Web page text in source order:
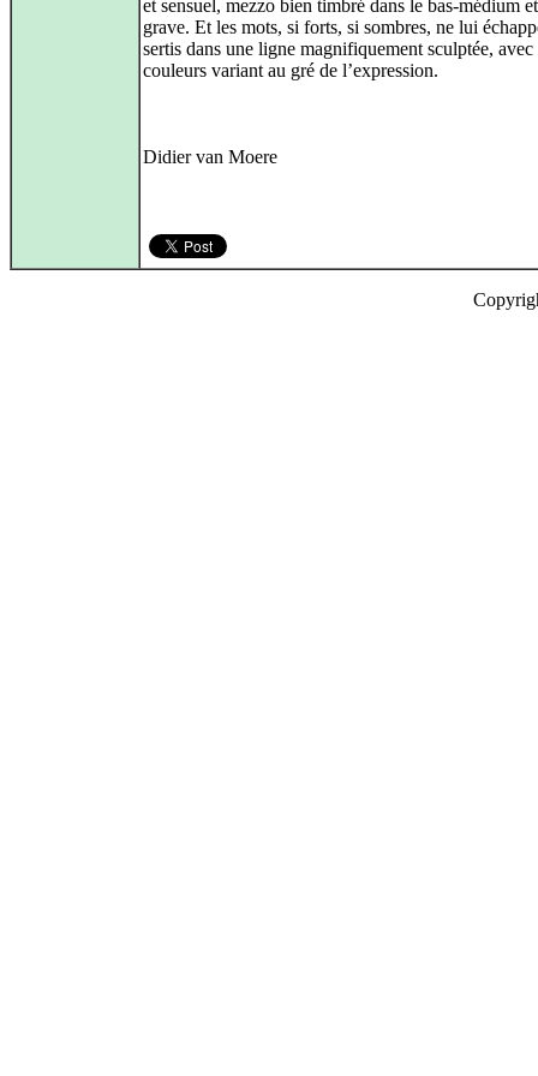
et sensuel, mezzo bien timbré dans le bas-médium
grave. Et les mots, si forts, si sombres, ne lui
sertis dans une ligne magnifiquement sculptée, avec
couleurs variant au gré de l’expression.
Didier van Moere